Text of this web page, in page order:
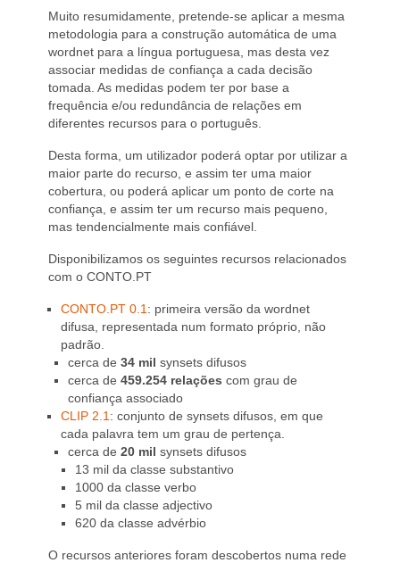
Muito resumidamente, pretende-se aplicar a mesma
metodologia para a construção automática de uma
wordnet para a língua portuguesa, mas desta vez
associar medidas de confiança a cada decisão
tomada. As medidas podem ter por base a
frequência e/ou redundância de relações em
diferentes recursos para o português.
Desta forma, um utilizador poderá optar por utilizar a
maior parte do recurso, e assim ter uma maior
cobertura, ou poderá aplicar um ponto de corte na
confiança, e assim ter um recurso mais pequeno,
mas tendencialmente mais confiável.
Disponibilizamos os seguintes recursos relacionados
com o CONTO.PT
CONTO.PT 0.1 : primeira versão da wordnet
difusa, representada num formato próprio, não
padrão.
cerca de 34 mil synsets difusos
cerca de 459.254 relações com grau de
confiança associado
CLIP 2.1 : conjunto de synsets difusos, em que
cada palavra tem um grau de pertença.
cerca de 20 mil synsets difusos
13 mil da classe substantivo
1000 da classe verbo
5 mil da classe adjectivo
620 da classe advérbio
O recursos anteriores foram descobertos numa rede